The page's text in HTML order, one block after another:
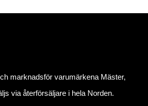
marknadsför varumärkena Mäster,
via återförsäljare i hela Norden.